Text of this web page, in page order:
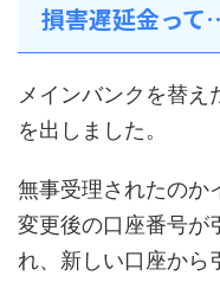
損害遅延金って
メインバンクを替
を出しました。
無事受理されたのか
変更後の口座番号が
れ、新しい口座から